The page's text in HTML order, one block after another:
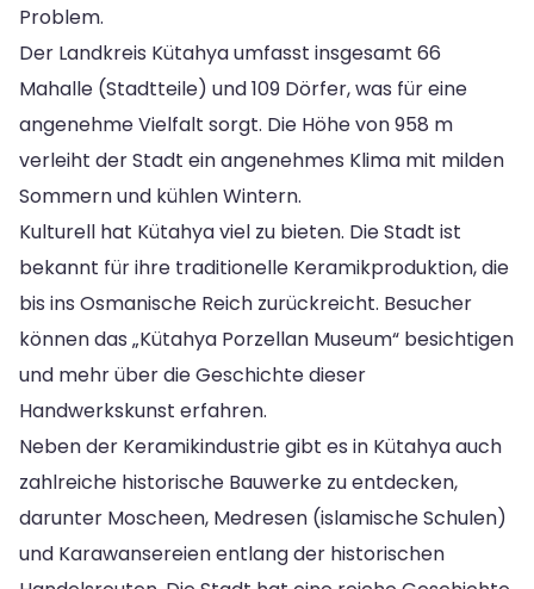
Problem.
Der Landkreis Kütahya umfasst insgesamt 66
Mahalle (Stadtteile) und 109 Dörfer, was für eine
angenehme Vielfalt sorgt. Die Höhe von 958 m
verleiht der Stadt ein angenehmes Klima mit milden
Sommern und kühlen Wintern.
Kulturell hat Kütahya viel zu bieten. Die Stadt ist
bekannt für ihre traditionelle Keramikproduktion, die
bis ins Osmanische Reich zurückreicht. Besucher
können das „Kütahya Porzellan Museum“ besichtigen
und mehr über die Geschichte dieser
Handwerkskunst erfahren.
Neben der Keramikindustrie gibt es in Kütahya auch
zahlreiche historische Bauwerke zu entdecken,
darunter Moscheen, Medresen (islamische Schulen)
und Karawansereien entlang der historischen